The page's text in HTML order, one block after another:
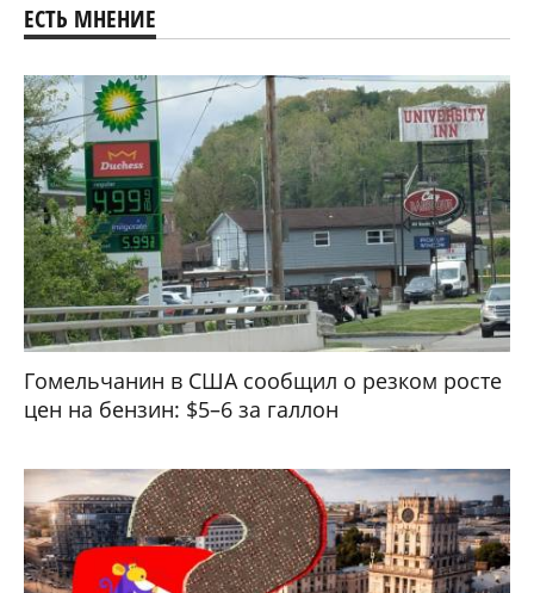
ЕСТЬ МНЕНИЕ
Гомельчанин в США сообщил о резком росте
цен на бензин: $5–6 за галлон